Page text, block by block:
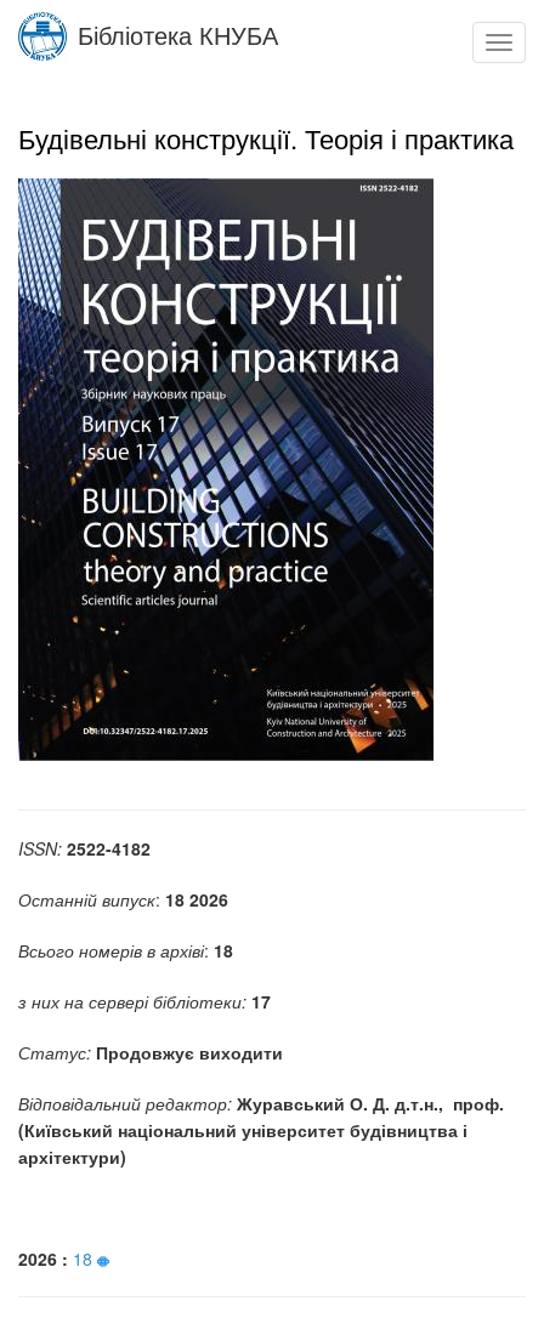
Skip
main
Бібліотека КНУБА
Будівельні конструкції. Теорія і практика
ISSN: 2522-4182
Останній випуск: 18 2026
Всього номерів в архіві: 18
з них на сервері бібліотеки: 17
Статус: Продовжує виходити
Відповідальний редактор: Журавський О. Д. д.т.н., проф.
(Київський національний університет будівництва і
архітектури)
2026 : 18